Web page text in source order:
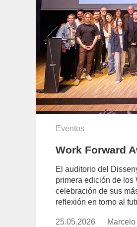
Eventos
Work Forward
El auditorio del
primera edición de los
celebración de sus
reflexión en torno al
Publicado
25.05.2026
https://